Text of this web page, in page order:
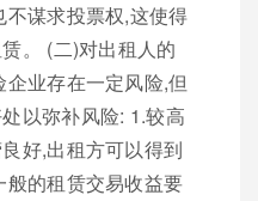
谋求投票权,这使得
。 (二)对出租人的
业存在一定风险,但
以弥补风险: 1.较高
好,出租方可以得到
的租赁交易收益要